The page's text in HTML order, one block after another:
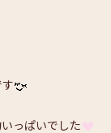
っぱいでした